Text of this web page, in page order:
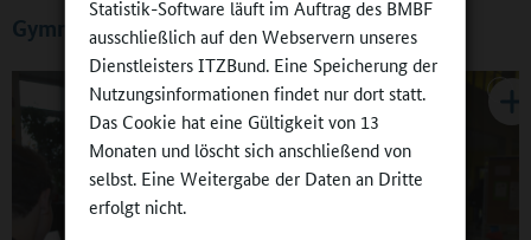
Statistik-Software läuft im Auftrag des BMBF
ausschließlich auf den Webservern unseres
Dienstleisters ITZBund. Eine Speicherung der
Nutzungsinformationen findet nur dort statt.
Das Cookie hat eine Gültigkeit von 13
Monaten und löscht sich anschließend von
selbst. Eine Weitergabe der Daten an Dritte
erfolgt nicht.
Gymnasium meets Fraunhofer